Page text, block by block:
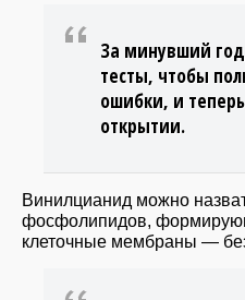
За минувший
тесты, чтобы
ошибки, и
открытии.
Винилцианид можно
фосфолипидов,
клеточные мембраны —